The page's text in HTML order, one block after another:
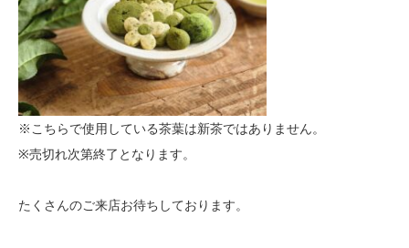
※こちらで使用している茶葉は新茶ではありません。
※売切れ次第終了となります。
たくさんのご来店お待ちしております。